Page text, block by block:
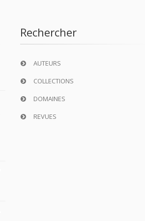
Rechercher
AUTEURS
COLLECTIONS
DOMAINES
REVUES